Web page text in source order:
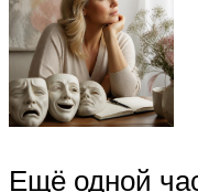
Ещё одной